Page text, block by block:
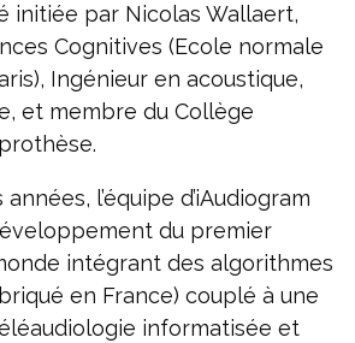
initiée par Nicolas Wallaert,
Cognitives (Ecole normale
Ingénieur en acoustique,
et membre du Collège
l’équipe d’iAudiogram
du premier
intégrant des algorithmes
en France) couplé à une
informatisée et